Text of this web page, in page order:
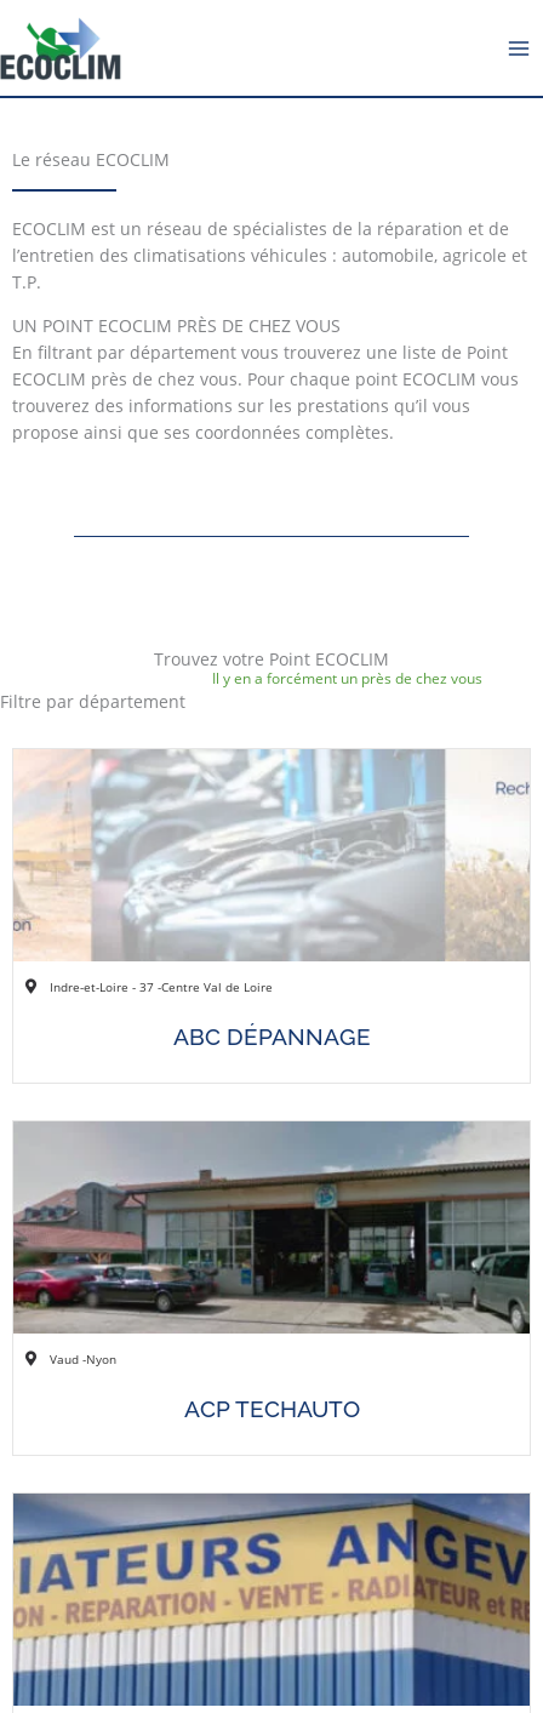
contenu
Le réseau ECOCLIM
ECOCLIM est un réseau de spécialistes de la réparation et de
l’entretien des climatisations véhicules : automobile, agricole et
T.P.
UN POINT ECOCLIM PRÈS DE CHEZ VOUS
En filtrant par département vous trouverez une liste de Point
ECOCLIM près de chez vous. Pour chaque point ECOCLIM vous
trouverez des informations sur les prestations qu’il vous
propose ainsi que ses coordonnées complètes.
Trouvez votre Point ECOCLIM
Il y en a forcément un près de chez vous
Filtre par département
Indre-et-Loire - 37 -Centre Val de Loire
ABC DÉPANNAGE
Vaud -Nyon
ACP TECHAUTO